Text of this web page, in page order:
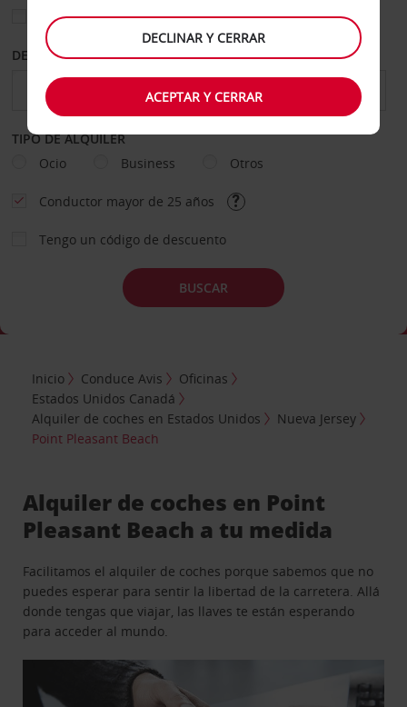
Elegir otra oficina de devolución
DESDE HASTA
TIPO DE ALQUILER
Ocio
Business Otros
Conductor mayor de 25 años
Tengo un código de descuento
BUSCAR
Inicio Conduce Avis
Oficinas
Estados Unidos Canadá
Alquiler de coches en Estados Unidos
Nueva Jersey
Point Pleasant Beach
Alquiler de coches en Point
Pleasant Beach a tu medida
Facilitamos el alquiler de coches porque sabemos que no
puedes esperar para sentir la libertad de la carretera. Allá
donde tengas que viajar, las llaves te están esperando
para acceder al mundo.
DECLINAR Y CERRAR
ACEPTAR Y CERRAR